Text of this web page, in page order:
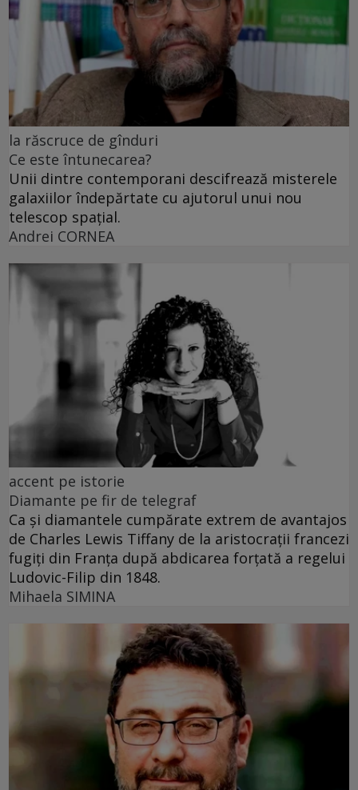
la răscruce de gînduri
Ce este întunecarea?
Unii dintre contemporani descifrează misterele
galaxiilor îndepărtate cu ajutorul unui nou
telescop spațial.
Andrei CORNEA
accent pe istorie
Diamante pe fir de telegraf
Ca și diamantele cumpărate extrem de avantajos
de Charles Lewis Tiffany de la aristocrații francezi
fugiți din Franța după abdicarea forțată a regelui
Ludovic-Filip din 1848.
Mihaela SIMINA